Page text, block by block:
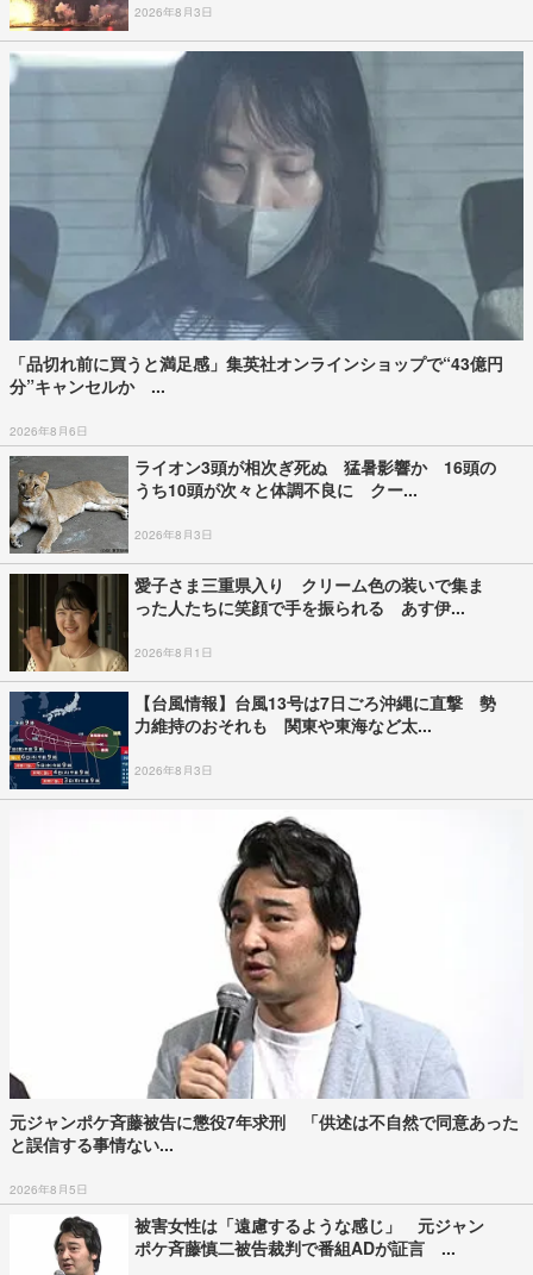
2026年8月3日
「品切れ前に買うと満足感」集英社オンラインショップで“43億円
分”キャンセルか ...
2026年8月6日
ライオン3頭が相次ぎ死ぬ 猛暑影響か 16頭の
うち10頭が次々と体調不良に クー...
2026年8月3日
愛子さま三重県入り クリーム色の装いで集ま
った人たちに笑顔で手を振られる あす伊...
2026年8月1日
【台風情報】台風13号は7日ごろ沖縄に直撃 勢
力維持のおそれも 関東や東海など太...
2026年8月3日
元ジャンポケ斉藤被告に懲役7年求刑 「供述は不自然で同意あった
と誤信する事情ない...
2026年8月5日
被害女性は「遠慮するような感じ」 元ジャン
ポケ斉藤慎二被告裁判で番組ADが証言 ...